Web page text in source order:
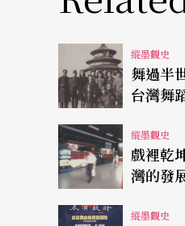
蘭、淺井惠倫的蠟
樂和現存的音樂，
年輕人，也都可以
情形的。
持續、穩定發展的
前年由台北縣政府
年代的十六厘米紀
縱墨觀史
舞過半
台灣舞
縱墨觀史
戲裡乾坤大 大陸主要戲
灣的發
縱墨觀史